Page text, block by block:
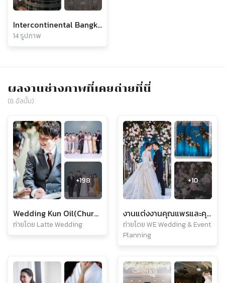
Intercontinental Bangkok
14 รูปภาพ
ผลงานช่างภาพที่เคยถ่ายที่นี่
(8 อัลบั้ม)
+198
Wedding Kun Oil(ChurCh)
ถ่ายโดย Latte Wedding
+10
งานแต่งงานคุณแพรและคุณอิท
ถ่ายโดย WE Wedding & Event
Planning